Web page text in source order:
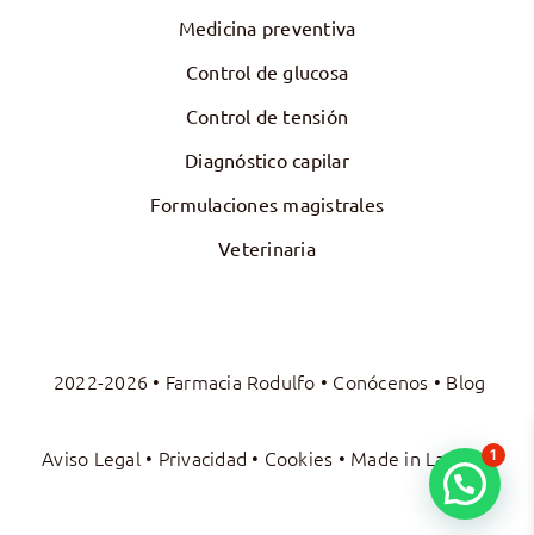
Medicina preventiva
Control de glucosa
Control de tensión
Diagnóstico capilar
Formulaciones magistrales
Veterinaria
2022-2026 • Farmacia Rodulfo • Conócenos • Blog
Aviso Legal • Privacidad • Cookies • Made in La Luna1